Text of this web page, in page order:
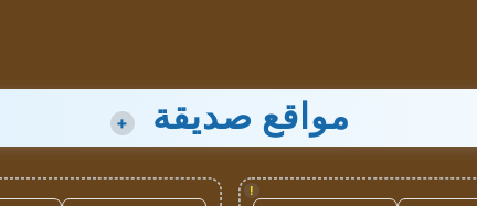
مواقع صديقة +
!